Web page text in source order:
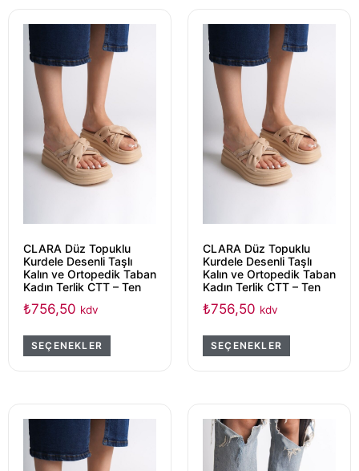
CLARA Düz Topuklu
Kurdele Desenli Taşlı
Kalın ve Ortopedik Taban
Kadın Terlik CTT – Ten
₺756,50 kdv
SEÇENEKLER
CLARA Düz Topuklu
Kurdele Desenli Taşlı
Kalın ve Ortopedik Taban
Kadın Terlik CTT – Ten
₺756,50 kdv
SEÇENEKLER